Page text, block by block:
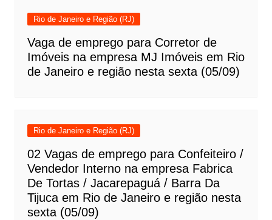
Rio de Janeiro e Região (RJ)
Vaga de emprego para Corretor de
Imóveis na empresa MJ Imóveis em Rio
de Janeiro e região nesta sexta (05/09)
Rio de Janeiro e Região (RJ)
02 Vagas de emprego para Confeiteiro /
Vendedor Interno na empresa Fabrica
De Tortas / Jacarepaguá / Barra Da
Tijuca em Rio de Janeiro e região nesta
sexta (05/09)